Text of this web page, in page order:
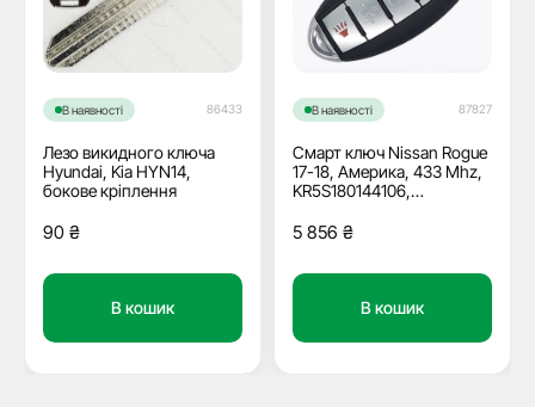
В наявності 86433
Лезо викидного ключа
Hyundai, Kia HYN14,
бокове кріплення
90 ₴
В кошик
В наявності 87827
Смарт ключ Nissan Rogue
17-18, Америка, 433 Mhz,
KR5S180144106,
ID4A, 3+1 кнопки, OEM
5 856 ₴
В кошик